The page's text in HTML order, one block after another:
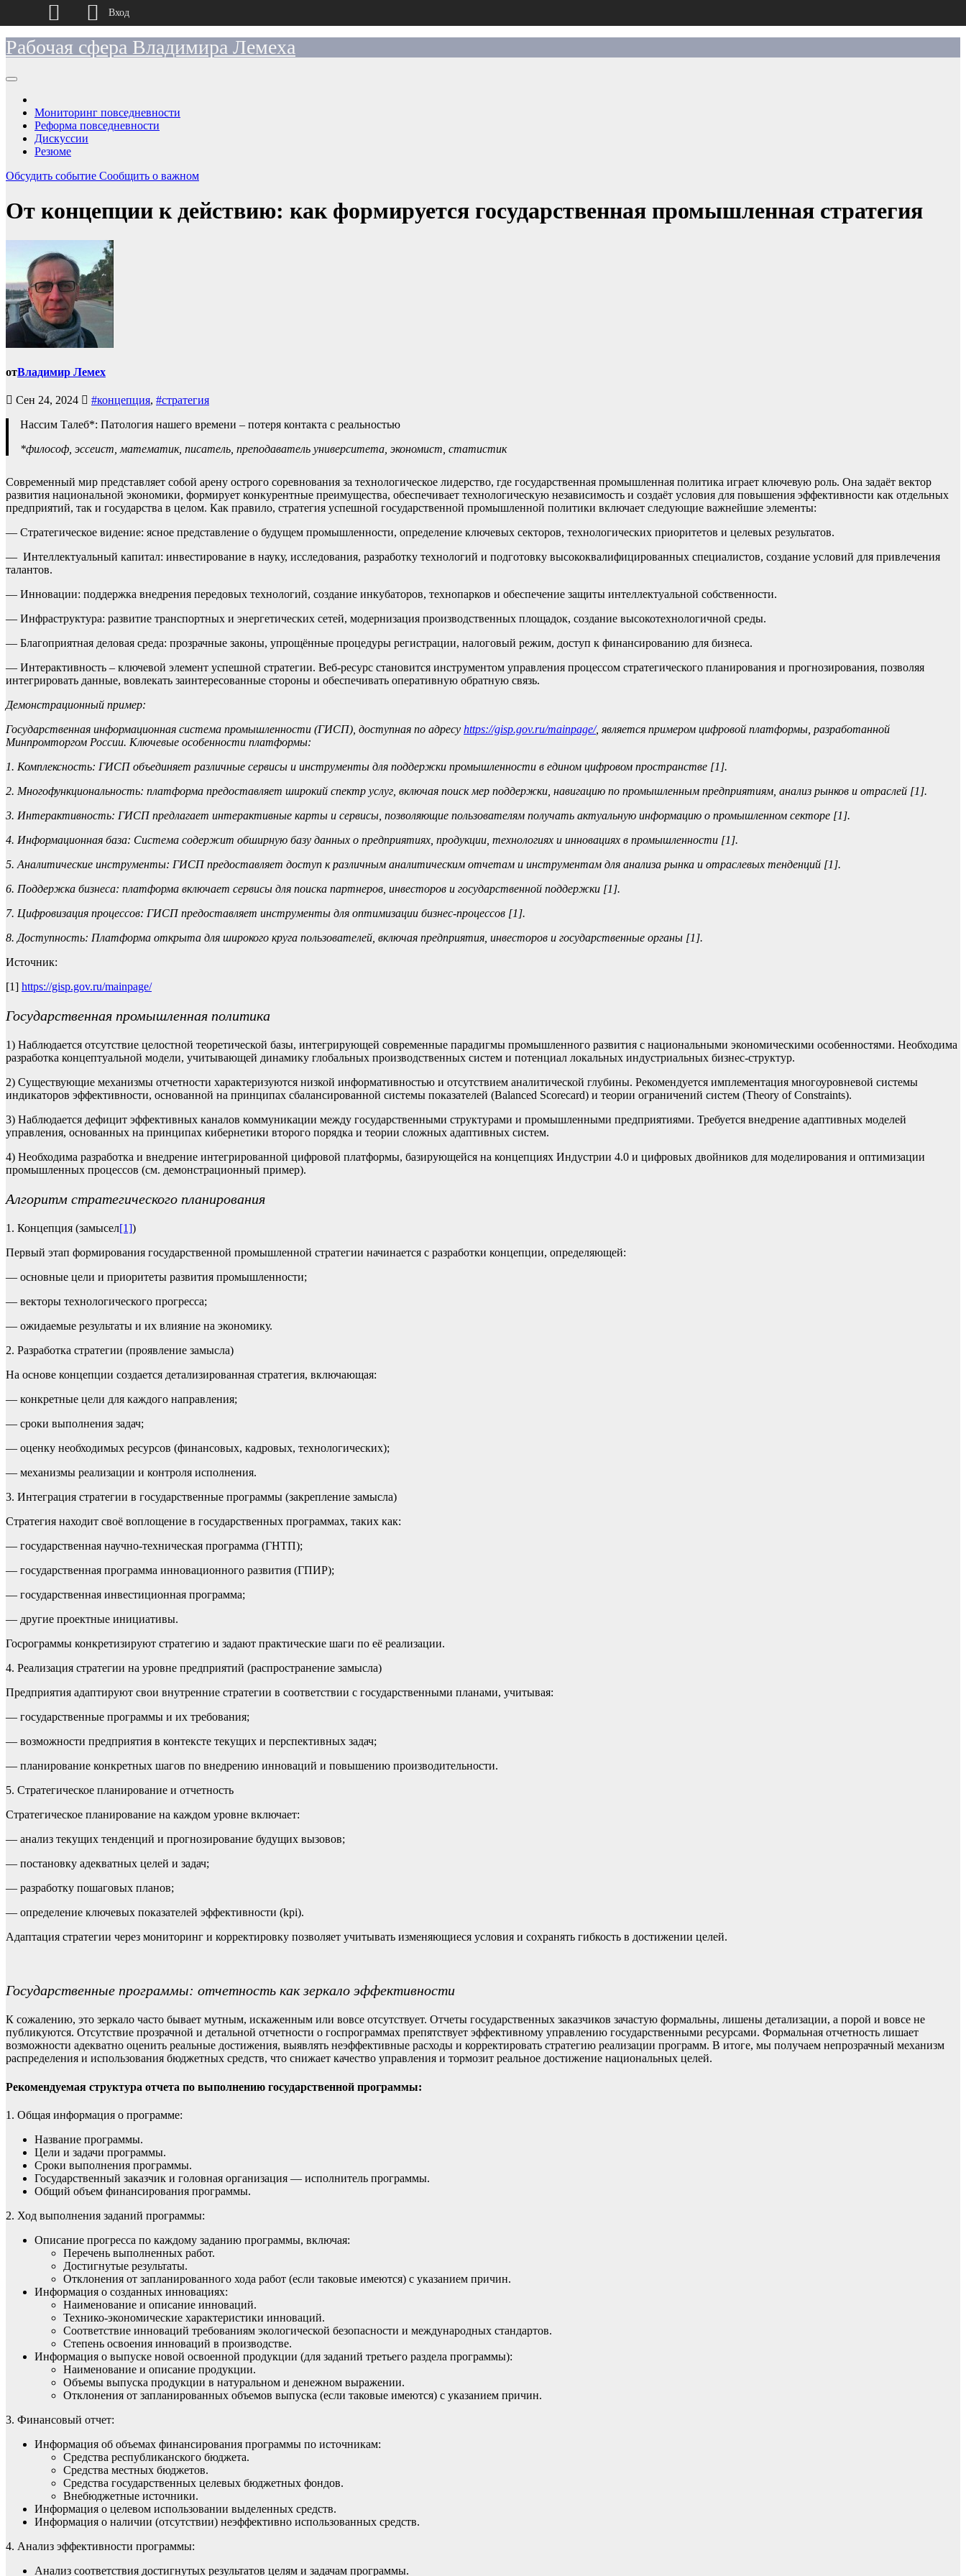
Перейти
к
Рабочая сфера Владимира Лемеха
Мониторинг повседневности
Реформа повседневности
Дискуссии
Резюме
Обсудить событие Сообщить о важном
От концепции к действию: как формируется государственная промышленная стратегия
отВладимир Лемех
Сен 24, 2024 #концепция, #стратегия
Нассим Талеб*: Патология нашего времени – потеря контакта с реальностью
*философ, эссеист, математик, писатель, преподаватель университета, экономист, статистик
Современный мир представляет собой арену острого соревнования за технологическое лидерство, где государственная промышленная политика играет ключевую роль. Она задаёт вектор
развития национальной экономики, формирует конкурентные преимущества, обеспечивает технологическую независимость и создаёт условия для повышения эффективности как отдельных
предприятий, так и государства в целом. Как правило, стратегия успешной государственной промышленной политики включает следующие важнейшие элементы:
— Стратегическое видение: ясное представление о будущем промышленности, определение ключевых секторов, технологических приоритетов и целевых результатов.
— Интеллектуальный капитал: инвестирование в науку, исследования, разработку технологий и подготовку высококвалифицированных специалистов, создание условий для привлечения
талантов.
— Инновации: поддержка внедрения передовых технологий, создание инкубаторов, технопарков и обеспечение защиты интеллектуальной собственности.
— Инфраструктура: развитие транспортных и энергетических сетей, модернизация производственных площадок, создание высокотехнологичной среды.
— Благоприятная деловая среда: прозрачные законы, упрощённые процедуры регистрации, налоговый режим, доступ к финансированию для бизнеса.
— Интерактивность – ключевой элемент успешной стратегии. Веб-ресурс становится инструментом управления процессом стратегического планирования и прогнозирования, позволяя
интегрировать данные, вовлекать заинтересованные стороны и обеспечивать оперативную обратную связь.
Демонстрационный пример:
Государственная информационная система промышленности (ГИСП), доступная по адресу https://gisp.gov.ru/mainpage/, является примером цифровой платформы, разработанной
Минпромторгом России. Ключевые особенности платформы:
1. Комплексность: ГИСП объединяет различные сервисы и инструменты для поддержки промышленности в едином цифровом пространстве [1].
2. Многофункциональность: платформа предоставляет широкий спектр услуг, включая поиск мер поддержки, навигацию по промышленным предприятиям, анализ рынков и отраслей [1].
3. Интерактивность: ГИСП предлагает интерактивные карты и сервисы, позволяющие пользователям получать актуальную информацию о промышленном секторе [1].
4. Информационная база: Система содержит обширную базу данных о предприятиях, продукции, технологиях и инновациях в промышленности [1].
5. Аналитические инструменты: ГИСП предоставляет доступ к различным аналитическим отчетам и инструментам для анализа рынка и отраслевых тенденций [1].
6. Поддержка бизнеса: платформа включает сервисы для поиска партнеров, инвесторов и государственной поддержки [1].
7. Цифровизация процессов: ГИСП предоставляет инструменты для оптимизации бизнес-процессов [1].
8. Доступность: Платформа открыта для широкого круга пользователей, включая предприятия, инвесторов и государственные органы [1].
Источник:
[1] https://gisp.gov.ru/mainpage/
Государственная промышленная политика
1) Наблюдается отсутствие целостной теоретической базы, интегрирующей современные парадигмы промышленного развития с национальными экономическими особенностями. Необходима
разработка концептуальной модели, учитывающей динамику глобальных производственных систем и потенциал локальных индустриальных бизнес-структур.
2) Существующие механизмы отчетности характеризуются низкой информативностью и отсутствием аналитической глубины. Рекомендуется имплементация многоуровневой системы
индикаторов эффективности, основанной на принципах сбалансированной системы показателей (Balanced Scorecard) и теории ограничений систем (Theory of Constraints).
3) Наблюдается дефицит эффективных каналов коммуникации между государственными структурами и промышленными предприятиями. Требуется внедрение адаптивных моделей
управления, основанных на принципах кибернетики второго порядка и теории сложных адаптивных систем.
4) Необходима разработка и внедрение интегрированной цифровой платформы, базирующейся на концепциях Индустрии 4.0 и цифровых двойников для моделирования и оптимизации
промышленных процессов (см. демонстрационный пример).
Алгоритм стратегического планирования
1. Концепция (замысел[1])
Первый этап формирования государственной промышленной стратегии начинается с разработки концепции, определяющей:
— основные цели и приоритеты развития промышленности;
— векторы технологического прогресса;
— ожидаемые результаты и их влияние на экономику.
2. Разработка стратегии (проявление замысла)
На основе концепции создается детализированная стратегия, включающая:
— конкретные цели для каждого направления;
— сроки выполнения задач;
— оценку необходимых ресурсов (финансовых, кадровых, технологических);
— механизмы реализации и контроля исполнения.
3. Интеграция стратегии в государственные программы (закрепление замысла)
Стратегия находит своё воплощение в государственных программах, таких как:
— государственная научно-техническая программа (ГНТП);
— государственная программа инновационного развития (ГПИР);
— государственная инвестиционная программа;
— другие проектные инициативы.
Госрограммы конкретизируют стратегию и задают практические шаги по её реализации.
4. Реализация стратегии на уровне предприятий (распространение замысла)
Предприятия адаптируют свои внутренние стратегии в соответствии с государственными планами, учитывая:
— государственные программы и их требования;
— возможности предприятия в контексте текущих и перспективных задач;
— планирование конкретных шагов по внедрению инноваций и повышению производительности.
5. Стратегическое планирование и отчетность
Стратегическое планирование на каждом уровне включает:
— анализ текущих тенденций и прогнозирование будущих вызовов;
— постановку адекватных целей и задач;
— разработку пошаговых планов;
— определение ключевых показателей эффективности (kpi).
Адаптация стратегии через мониторинг и корректировку позволяет учитывать изменяющиеся условия и сохранять гибкость в достижении целей.
Государственные программы: отчетность как зеркало эффективности
К сожалению, это зеркало часто бывает мутным, искаженным или вовсе отсутствует. Отчеты государственных заказчиков зачастую формальны, лишены детализации, а порой и вовсе не
публикуются. Отсутствие прозрачной и детальной отчетности о госпрограммах препятствует эффективному управлению государственными ресурсами. Формальная отчетность лишает
возможности адекватно оценить реальные достижения, выявлять неэффективные расходы и корректировать стратегию реализации программ. В итоге, мы получаем непрозрачный механизм
распределения и использования бюджетных средств, что снижает качество управления и тормозит реальное достижение национальных целей.
Рекомендуемая структура отчета по выполнению государственной программы:
1. Общая информация о программе:
Название программы.
Цели и задачи программы.
Сроки выполнения программы.
Государственный заказчик и головная организация — исполнитель программы.
Общий объем финансирования программы.
2. Ход выполнения заданий программы:
Описание прогресса по каждому заданию программы, включая:
Перечень выполненных работ.
Достигнутые результаты.
Отклонения от запланированного хода работ (если таковые имеются) с указанием причин.
Информация о созданных инновациях:
Наименование и описание инноваций.
Технико-экономические характеристики инноваций.
Соответствие инноваций требованиям экологической безопасности и международных стандартов.
Степень освоения инноваций в производстве.
Информация о выпуске новой освоенной продукции (для заданий третьего раздела программы):
Наименование и описание продукции.
Объемы выпуска продукции в натуральном и денежном выражении.
Отклонения от запланированных объемов выпуска (если таковые имеются) с указанием причин.
3. Финансовый отчет:
Информация об объемах финансирования программы по источникам:
Средства республиканского бюджета.
Средства местных бюджетов.
Средства государственных целевых бюджетных фондов.
Внебюджетные источники.
Информация о целевом использовании выделенных средств.
Информация о наличии (отсутствии) неэффективно использованных средств.
4. Анализ эффективности программы:
Анализ соответствия достигнутых результатов целям и задачам программы.
Вход